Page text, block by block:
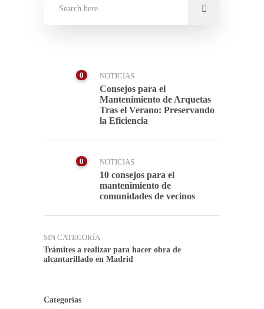
0 NOTICIAS
Consejos para el
Mantenimiento de Arquetas
Tras el Verano: Preservando
la Eficiencia
0 NOTICIAS
10 consejos para el
mantenimiento de
comunidades de vecinos
SIN CATEGORÍA
Trámites a realizar para hacer obra de
alcantarillado en Madrid
Categorías